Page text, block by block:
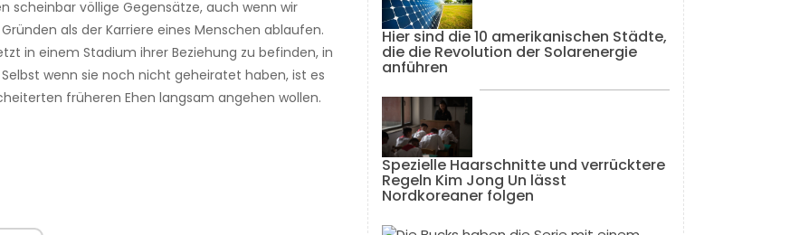
scheinbar völlige Gegensätze, auch wenn wir
als der Karriere eines Menschen ablaufen.
in einem Stadium ihrer Beziehung zu befinden, in
wenn sie noch nicht geheiratet haben, ist es
früheren Ehen langsam angehen wollen.
Hier sind die 10 amerikanischen Städte,
die die Revolution der Solarenergie
anführen
Spezielle Haarschnitte und verrücktere
Regeln Kim Jong Un lässt
Nordkoreaner folgen